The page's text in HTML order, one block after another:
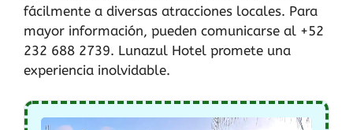
fácilmente a diversas atracciones locales. Para
mayor información, pueden comunicarse al +52
232 688 2739. Lunazul Hotel promete una
experiencia inolvidable.